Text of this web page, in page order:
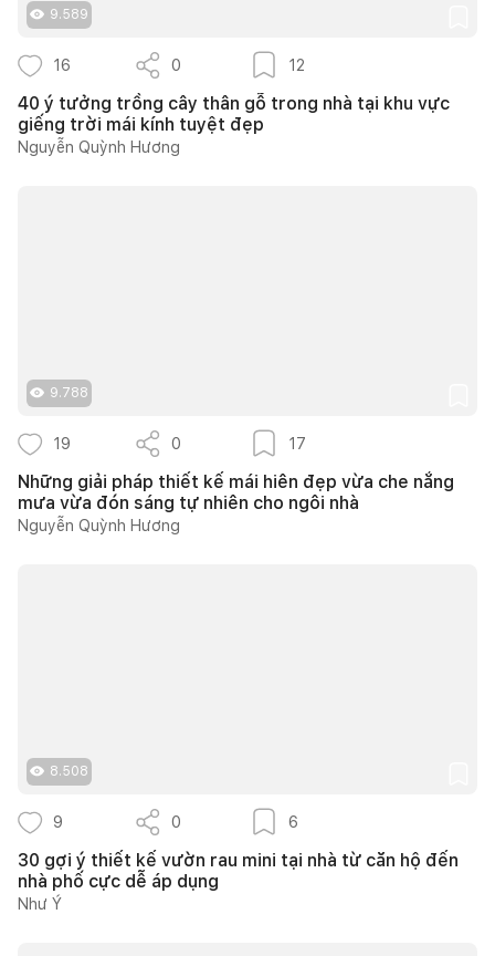
9.589
16 0 12
40 ý tưởng trồng cây thân gỗ trong nhà tại khu vực
giếng trời mái kính tuyệt đẹp
Nguyễn Quỳnh Hương
9.788
19 0 17
Những giải pháp thiết kế mái hiên đẹp vừa che nắng
mưa vừa đón sáng tự nhiên cho ngôi nhà
Nguyễn Quỳnh Hương
8.508
9 0 6
30 gợi ý thiết kế vườn rau mini tại nhà từ căn hộ đến
nhà phố cực dễ áp dụng
Như Ý